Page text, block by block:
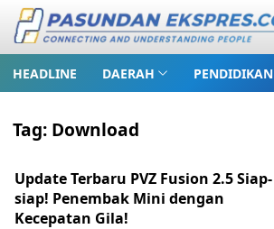
HEADLINE DAERAH PENDIDIKAN
Tag: Download
Update Terbaru PVZ Fusion 2.5 Siap-
siap! Penembak Mini dengan
Kecepatan Gila!